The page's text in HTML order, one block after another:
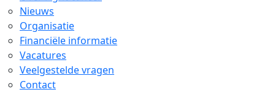
Nieuws
Organisatie
Financiële informatie
Vacatures
Veelgestelde vragen
Contact